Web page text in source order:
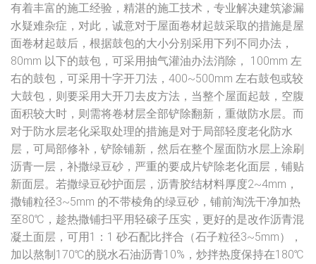
有着丰富的施工经验，精湛的施工技术，专业解决建筑渗漏
水疑难杂症，对此，诚意对于屋面卷材起鼓采取的措施是屋
面卷材起鼓后，根据鼓包的大小分别采用下列不同办法，
80mm 以下的鼓包，可采用抽气灌油办法消除， 100mm 左
右的鼓包，可采用十字开刀法，400~500mm 左右鼓包或较
大鼓包，则要采用大开刀去皮方法，当整个屋面起鼓，空腹
面积较大时，则需将卷材层全部铲除翻新，重做防水层。而
对于防水层老化采取处理的措施是对于局部轻度老化防水
层，可局部修补，铲除铺新，然后在整个屋面防水层上涂刷
沥青一层，补撒绿豆砂，严重的要成片铲除老化面层，铺贴
新面层。若撒绿豆砂护面层，沥青胶结材料厚度2~4mm，
撒铺粒径3~5mm 的不带棱角的绿豆砂，铺前淘洗干净加热
至80℃，趁热撒铺扫平用轻磙子压实，更好的是改作沥青混
凝土面层，可用1：1 砂石配比拌合（石子粒径3~5mm），
加以熬制170℃的脱水石油沥青10%，炒拌热度保持在180℃